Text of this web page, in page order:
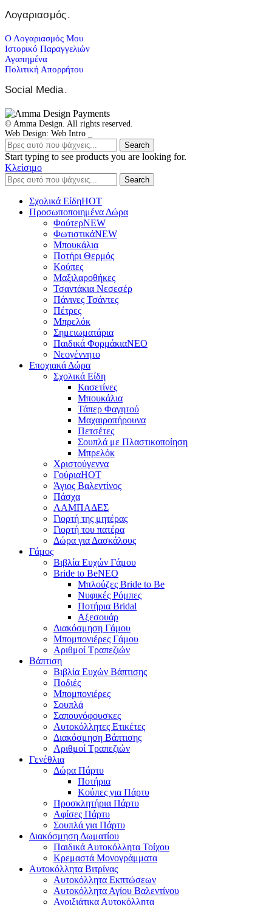
Λογαριασμός.
Ο Λογαριασμός Μου
Ιστορικό Παραγγελιών
Αγαπημένα
Πολιτική Απορρήτου
Social Media.
© Amma Design. All rights reserved.
Web Design: Web Intro _
Search
Start typing to see products you are looking for.
Κλείσιμο
Search
Σχολικά ΕίδηΗΟΤ
Προσωποποιημένα Δώρα
ΦούτερNEW
ΦωτιστικάNEW
Μπουκάλια
Ποτήρι Θερμός
Κούπες
Μαξιλαροθήκες
Τσαντάκια Νεσεσέρ
Πάνινες Τσάντες
Πέτρες
Μπρελόκ
Σημειωματάρια
Παιδικά ΦορμάκιαNEO
Νεογέννητο
Εποχιακά Δώρα
Σχολικά Είδη
Κασετίνες
Μπουκάλια
Τάπερ Φαγητού
Μαχαιροπήρουνα
Πετσέτες
Σουπλά με Πλαστικοποίηση
Μπρελόκ
Χριστούγεννα
ΓούριαHOT
Άγιος Βαλεντίνος
Πάσχα
ΛΑΜΠΑΔΕΣ
Γιορτή της μητέρας
Γιορτή του πατέρα
Δώρα για Δασκάλους
Γάμος
Βιβλία Ευχών Γάμου
Bride to BeNEO
Μπλούζες Bride to Be
Νυφικές Ρόμπες
Ποτήρια Bridal
Αξεσουάρ
Διακόσμηση Γάμου
Μπομπονιέρες Γάμου
Αριθμοί Τραπεζιών
Βάπτιση
Βιβλία Ευχών Βάπτισης
Ποδιές
Μπομπονιέρες
Σουπλά
Σαπουνόφουσκες
Αυτοκόλλητες Ετικέτες
Διακόσμηση Βάπτισης
Αριθμοί Τραπεζιών
Γενέθλια
Δώρα Πάρτυ
Ποτήρια
Κούπες για Πάρτυ
Προσκλητήρια Πάρτυ
Αφίσες Πάρτυ
Σουπλά για Πάρτυ
Διακόσμηση Δωματίου
Παιδικά Αυτοκόλλητα Τοίχου
Κρεμαστά Μονογράμματα
Αυτοκόλλητα Βιτρίνας
Αυτοκόλλητα Εκπτώσεων
Αυτοκόλλητα Αγίου Βαλεντίνου
Ανοιξιάτικα Αυτοκόλλητα